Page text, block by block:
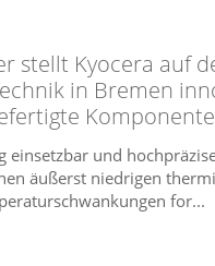
stellt Kyocera auf
in Bremen
einsetzbar und
äußerst niedrigen
for...